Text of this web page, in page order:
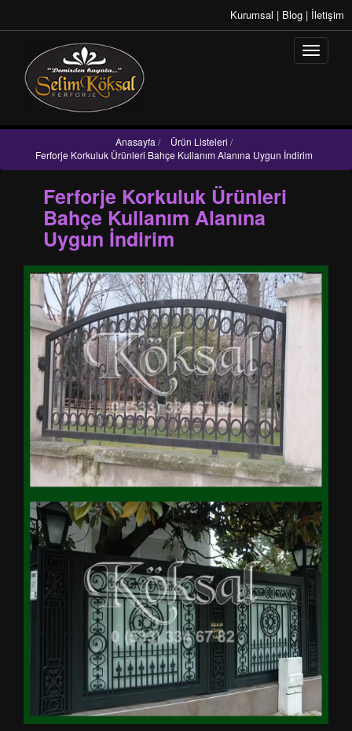
Kurumsal | Blog | İletişim
Anasayfa / Ürün Listeleri /
Ferforje Korkuluk Ürünleri Bahçe Kullanım Alanına Uygun İndirim
Ferforje Korkuluk Ürünleri
Bahçe Kullanım Alanına
Uygun İndirim